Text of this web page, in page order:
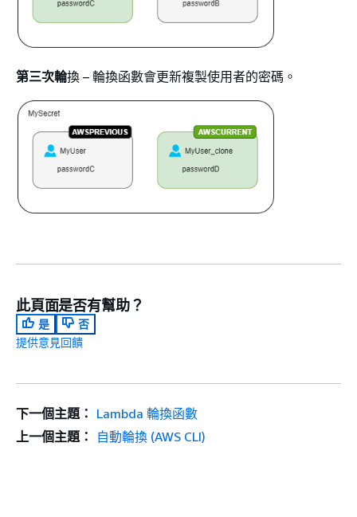
第三次輪換 – 輪換函數會更新複製使用者的密碼。
此頁面是否有幫助？
是
否
提供意見回饋
下一個主題： Lambda 輪換函數
上一個主題：
自動輪換 (AWS CLI)